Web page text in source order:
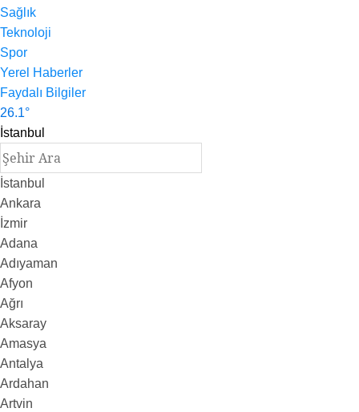
Sağlık
Teknoloji
Spor
Yerel Haberler
Faydalı Bilgiler
26.1°
İstanbul
İstanbul
Ankara
İzmir
Adana
Adıyaman
Afyon
Ağrı
Aksaray
Amasya
Antalya
Ardahan
Artvin